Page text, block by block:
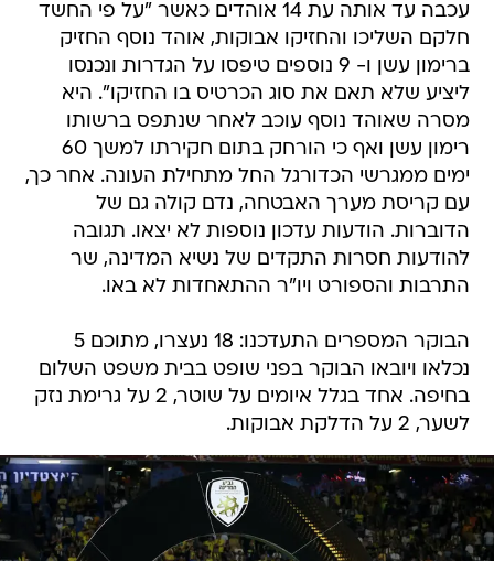
עכבה עד אותה עת 14 אוהדים כאשר "על פי החשד
חלקם השליכו והחזיקו אבוקות, אוהד נוסף החזיק
ברימון עשן ו- 9 נוספים טיפסו על הגדרות ונכנסו
ליציע שלא תאם את סוג הכרטיס בו החזיקו". היא
מסרה שאוהד נוסף עוכב לאחר שנתפס ברשותו
רימון עשן ואף כי הורחק בתום חקירתו למשך 60
ימים ממגרשי הכדורגל החל מתחילת העונה. אחר כך,
עם קריסת מערך האבטחה, נדם קולה גם של
הדוברות. הודעות עדכון נוספות לא יצאו. תגובה
להודעות חסרות התקדים של נשיא המדינה, שר
התרבות והספורט ויו"ר ההתאחדות לא באו.
הבוקר המספרים התעדכנו: 18 נעצרו, מתוכם 5
נכלאו ויובאו הבוקר בפני שופט בבית משפט השלום
בחיפה. אחד בגלל איומים על שוטר, 2 על גרימת נזק
לשער, 2 על הדלקת אבוקות.